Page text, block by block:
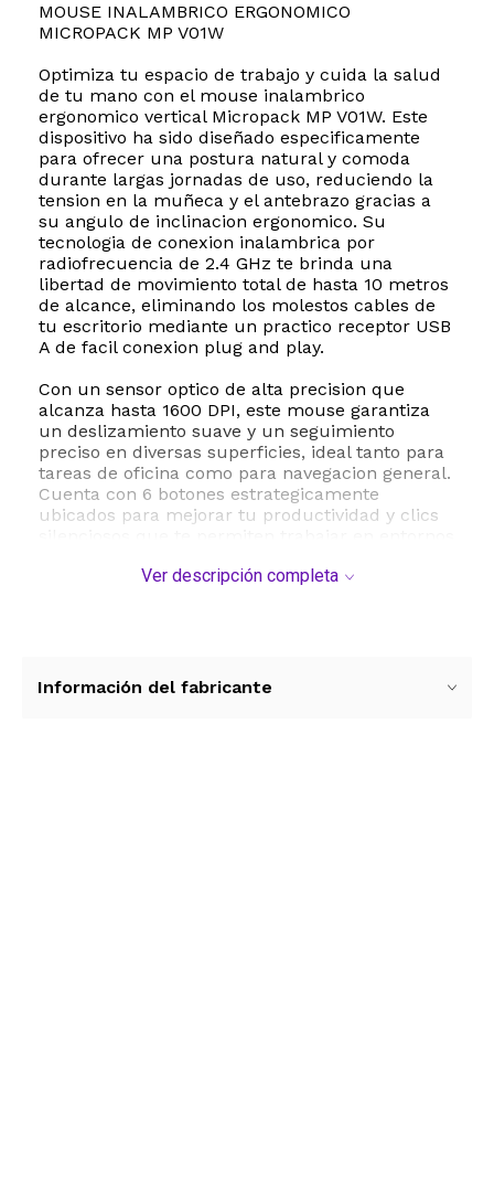
MOUSE INALAMBRICO ERGONOMICO
MICROPACK MP V01W
Optimiza tu espacio de trabajo y cuida la salud
de tu mano con el mouse inalambrico
ergonomico vertical Micropack MP V01W. Este
dispositivo ha sido diseñado especificamente
para ofrecer una postura natural y comoda
durante largas jornadas de uso, reduciendo la
tension en la muñeca y el antebrazo gracias a
su angulo de inclinacion ergonomico. Su
tecnologia de conexion inalambrica por
radiofrecuencia de 2.4 GHz te brinda una
libertad de movimiento total de hasta 10 metros
de alcance, eliminando los molestos cables de
tu escritorio mediante un practico receptor USB
A de facil conexion plug and play.
Con un sensor optico de alta precision que
alcanza hasta 1600 DPI, este mouse garantiza
un deslizamiento suave y un seguimiento
preciso en diversas superficies, ideal tanto para
tareas de oficina como para navegacion general.
Cuenta con 6 botones estrategicamente
ubicados para mejorar tu productividad y clics
gestion de energia eficiente ofrece una duracion
sistemas operativos Windows y se adapta
Ver descripción completa
Información del fabricante